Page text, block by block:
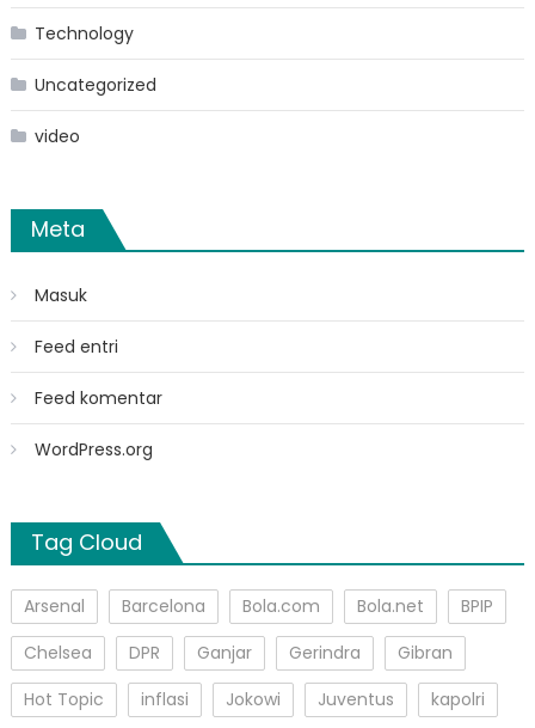
Technology
Uncategorized
video
Meta
Masuk
Feed entri
Feed komentar
WordPress.org
Tag Cloud
Arsenal Barcelona Bola.com Bola.net
BPIP
Chelsea
DPR Ganjar Gerindra
Gibran
Hot Topic
inflasi Jokowi Juventus
kapolri